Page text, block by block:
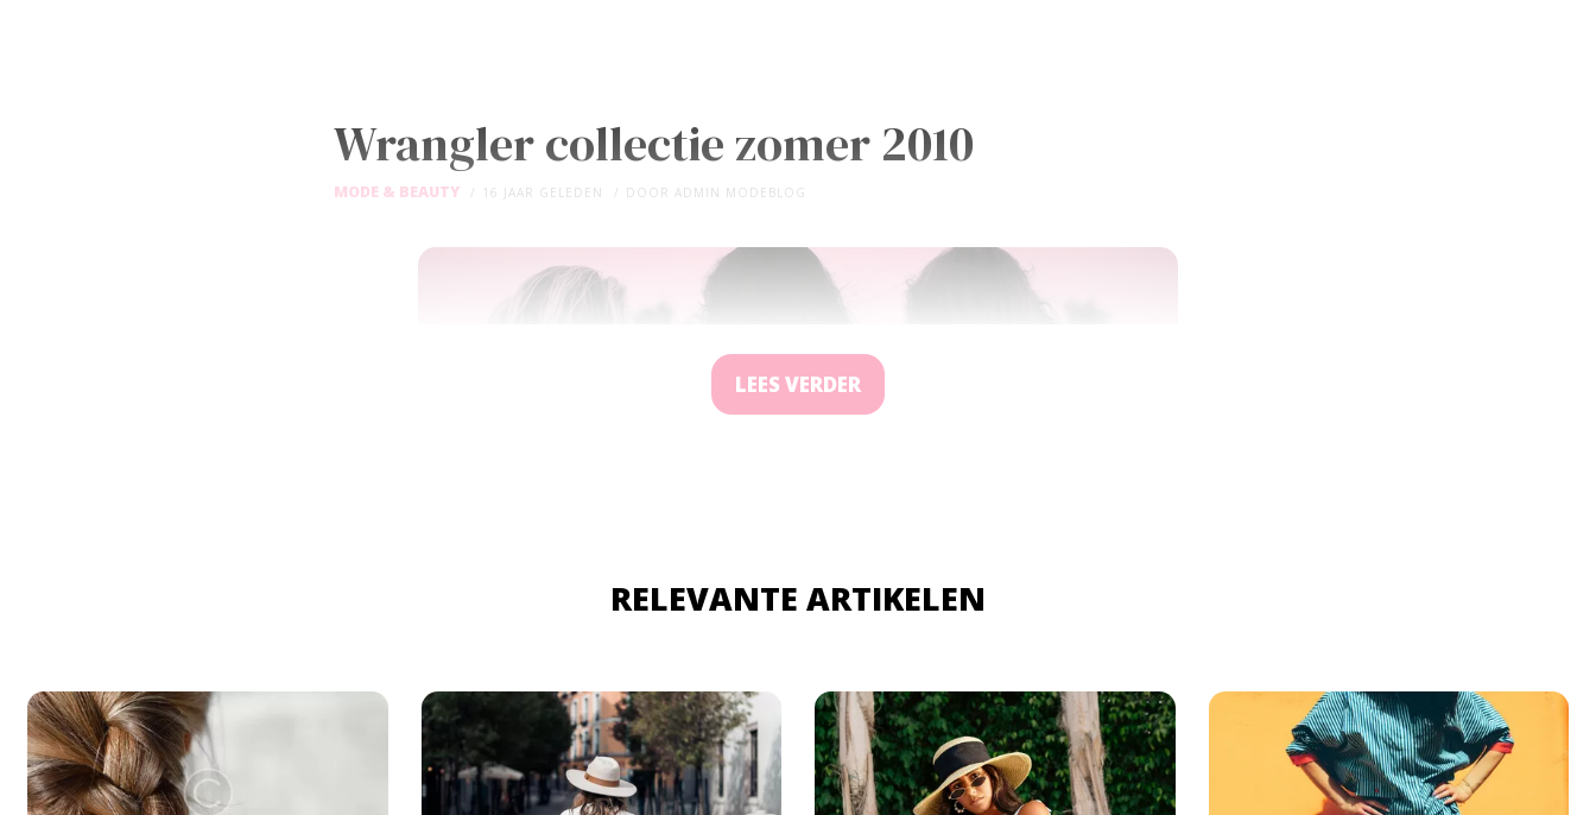
Wrangler collectie zomer 2010
MODE & BEAUTY 16 JAAR GELEDEN DOOR ADMIN MODEBLOG
LEES VERDER
RELEVANTE ARTIKELEN